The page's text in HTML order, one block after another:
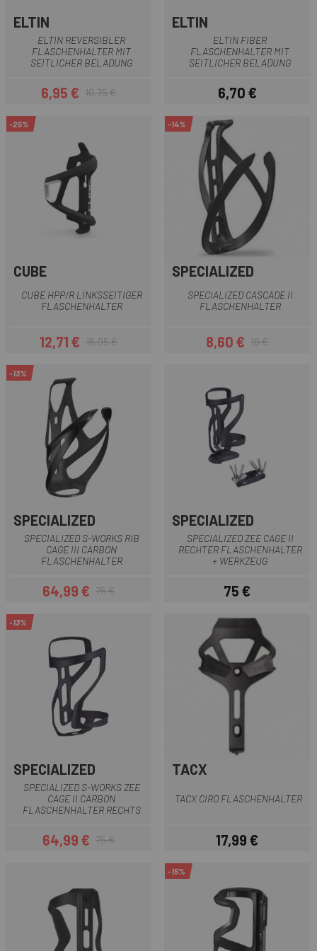
ELTIN
ELTIN REVERSIBLER
FLASCHENHALTER MIT
SEITLICHER BELADUNG
Preis
6,95 €Regulärer Preis
10,75 €
ELTIN
ELTIN FIBER
FLASCHENHALTER MIT
SEITLICHER BELADUNG
Preis
6,70 €
-25%
CUBE
CUBE HPP/R LINKSSEITIGER
FLASCHENHALTER
Preis
12,71 €Regulärer Preis
16,95 €
-14%
SPECIALIZED
SPECIALIZED CASCADE II
FLASCHENHALTER
Preis
8,60 €Regulärer Preis
10 €
-13%
SPECIALIZED
SPECIALIZED S-WORKS RIB
CAGE III CARBON
FLASCHENHALTER
Preis
64,99 €Regulärer Preis
75 €
SPECIALIZED
SPECIALIZED ZEE CAGE II
RECHTER FLASCHENHALTER
+ WERKZEUG
Preis
75 €
-13%
SPECIALIZED
SPECIALIZED S-WORKS ZEE
CAGE II CARBON
FLASCHENHALTER RECHTS
Preis
64,99 €Regulärer Preis
75 €
TACX
TACX CIRO FLASCHENHALTER
Preis
17,99 €
-15%